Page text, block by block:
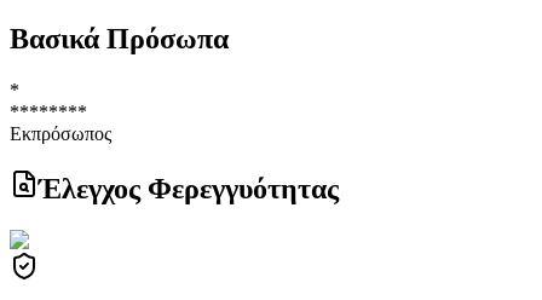
Βασικά Πρόσωπα
*
********
Εκπρόσωπος
Έλεγχος Φερεγγυότητας